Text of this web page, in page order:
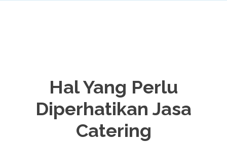
Hal Yang Perlu
Diperhatikan Jasa
Catering